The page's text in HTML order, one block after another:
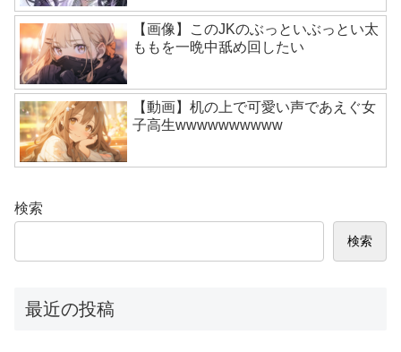
【画像】このJKのぶっといぶっとい太
ももを一晩中舐め回したい
【動画】机の上で可愛い声であえぐ女
子高生wwwwwwwwww
検索
検索
最近の投稿